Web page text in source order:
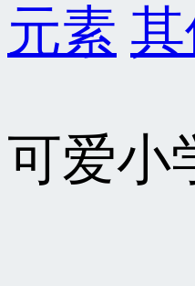
元素
可爱小